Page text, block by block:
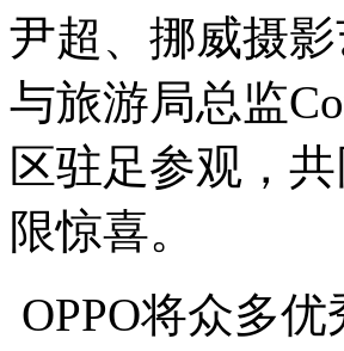
尹超、挪威摄
与旅游局总监
区驻足参观，
限惊喜。
OPPO将众多